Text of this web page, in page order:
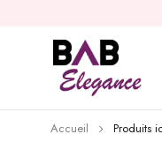
Accueil Produits